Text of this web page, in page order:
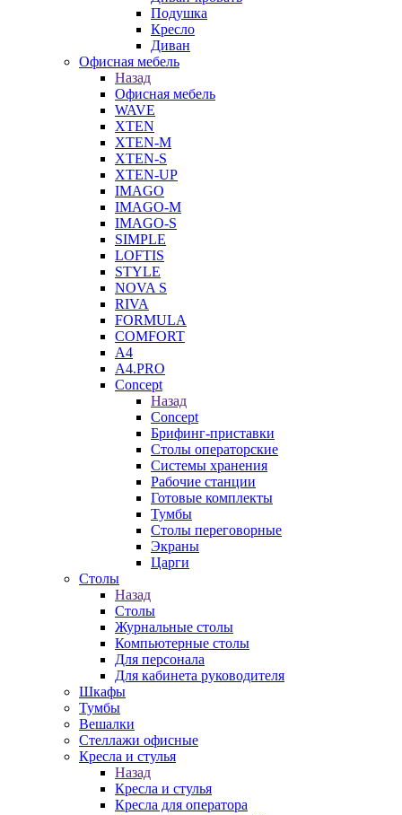
Подушка
Кресло
Диван
Офисная мебель
Назад
Офисная мебель
WAVE
XTEN
XTEN-M
XTEN-S
XTEN-UP
IMAGO
IMAGO-M
IMAGO-S
SIMPLE
LOFTIS
STYLE
NOVA S
RIVA
FORMULA
COMFORT
A4
A4.PRO
Concept
Назад
Concept
Брифинг-приставки
Столы операторские
Системы хранения
Рабочие станции
Готовые комплекты
Тумбы
Столы переговорные
Экраны
Царги
Столы
Назад
Столы
Журнальные столы
Компьютерные столы
Для персонала
Для кабинета руководителя
Шкафы
Тумбы
Вешалки
Стеллажи офисные
Кресла и стулья
Назад
Кресла и стулья
Кресла для оператора